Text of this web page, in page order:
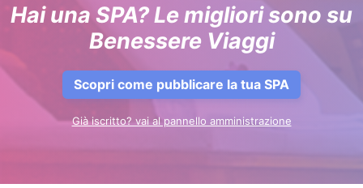
Hai una SPA? Le migliori sono su
Benessere Viaggi
Scopri come pubblicare la tua SPA
Già iscritto? vai al pannello amministrazione